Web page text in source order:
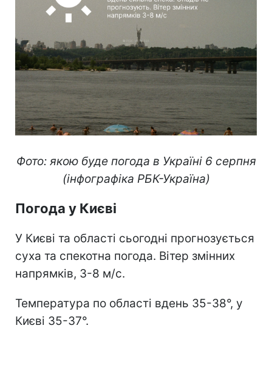
Фото: якою буде погода в Україні 6 серпня
(інфографіка РБК-Україна)
Погода у Києві
У Києві та області сьогодні прогнозується
суха та спекотна погода. Вітер змінних
напрямків, 3-8 м/с.
Температура по області вдень 35-38°, у
Києві 35-37°.